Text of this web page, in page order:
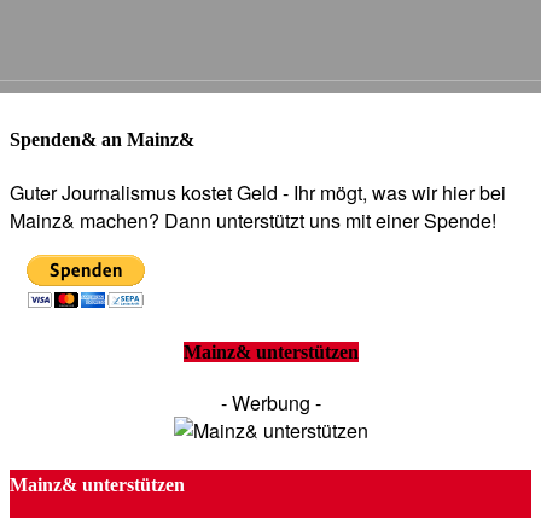
Spenden& an Mainz&
Guter Journalismus kostet Geld - Ihr mögt, was wir hier bei
Mainz& machen? Dann unterstützt uns mit einer Spende!
Mainz& unterstützen
- Werbung -
Mainz& unterstützen